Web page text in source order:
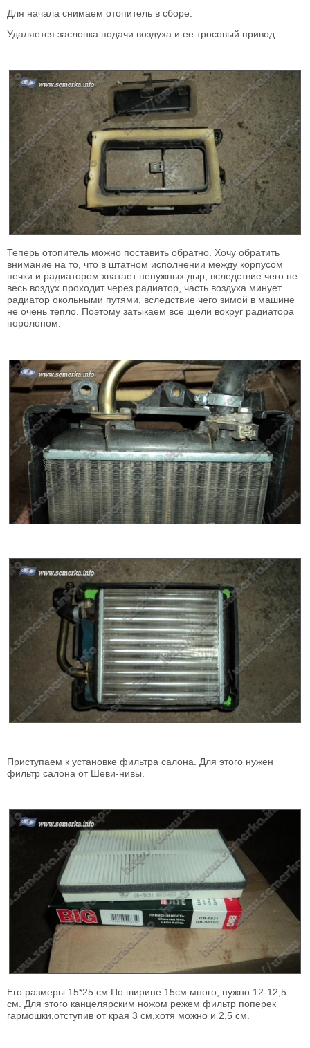
Для начала снимаем отопитель в сборе.
Удаляется заслонка подачи воздуха и ее тросовый привод.
Теперь отопитель можно поставить обратно. Хочу обратить
внимание на то, что в штатном исполнении между корпусом
печки и радиатором хватает ненужных дыр, вследствие чего не
весь воздух проходит через радиатор, часть воздуха минует
радиатор окольными путями, вследствие чего зимой в машине
не очень тепло. Поэтому затыкаем все щели вокруг радиатора
поролоном.
Приступаем к установке фильтра салона. Для этого нужен
фильтр салона от Шеви-нивы.
Его размеры 15*25 см.По ширине 15см много, нужно 12-12,5
см. Для этого канцелярским ножом режем фильтр поперек
гармошки,отступив от края 3 см,хотя можно и 2,5 см.